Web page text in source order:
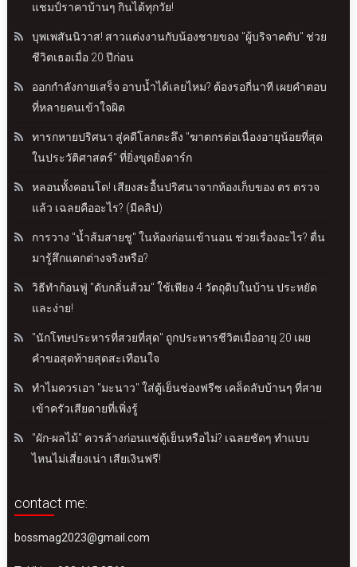
แชมป์ราคาบ้านๆ กินได้ทุกวัย!
บุพเพสันนิวาส! สาวแต่งงานกับน้องชายของ "ผู้บริจาคตับ" ช่วย
ชีวิตเธอเมื่อ 20 ปีก่อน
ออกกำลังกายเสร็จ อาบน้ำได้เลยไหม? ต้องรอกี่นาที เผยคำตอบ
ที่หลายคนเข้าใจผิด
ทารกหายปริศนา สู่คดีโลกตะลึง "ฆาตกรต่อเนื่องอายุน้อยที่สุด
ในประวัติศาสตร์" ที่ยิ่งขุดยิ่งดาร์ก
หลอนทั้งคอนโด! เสียงสะอื้นปริศนาจากห้องเก็บของ ตร.ตรวจ
แล้ว เฉลยคืออะไร? (มีคลิป)
การวาง "น้ำส้มสายชู" ในห้องก่อนเข้านอน ช่วยเรื่องอะไร? ตื่น
มารู้สึกแตกต่างจริงหรือ?
วิธีทำก้อนฟู่ "ดับกลิ่นส้วม" ใช้เพียง 4 วัตถุดิบในบ้าน ประหยัด
และง่าย!
"นักโทษประหารที่สวยที่สุด" ถูกประหารชีวิตเมื่ออายุ 20 เผย
คำขอสุดท้ายสุดสะเทือนใจ
ทำไมควรเอา "มะนาว" ใส่ตู้เย็นช่องฟรีซ เคล็ดลับบ้านๆ ที่สาย
เข้าครัวเสียดายที่เพิ่งรู้
"ผัก-ผลไม้" ควรล้างก่อนแช่ตู้เย็นหรือไม่? เฉลยชัดๆ ทำแบบ
ไหนไม่เสี่ยงเน่า เสียเงินฟรี!
contact me:
bossmag2023@gmail.com